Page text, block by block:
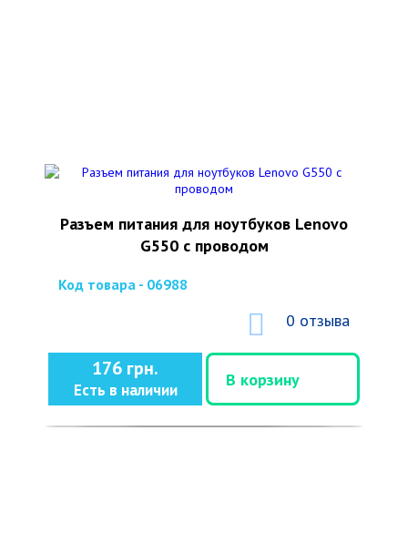
Разъем питания для ноутбуков Lenovo
G550 с проводом
Код товара - 06988
0 отзыва
176 грн.
Есть в наличии
В корзину